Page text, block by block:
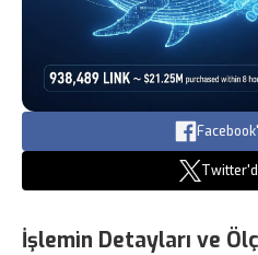
İşlemin Detayları ve